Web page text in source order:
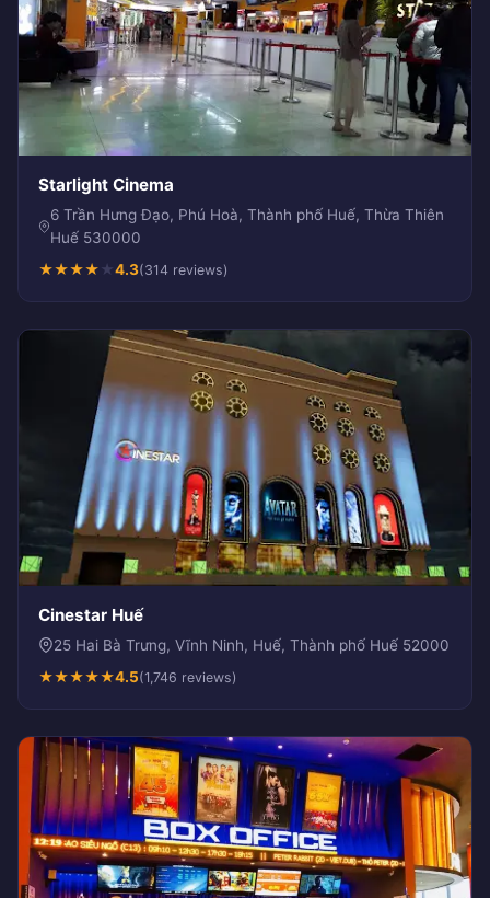
Starlight Cinema
6 Trần Hưng Đạo, Phú Hoà, Thành phố Huế, Thừa Thiên
Huế 530000
★★★★★4.3(314 reviews)
Cinestar Huế
25 Hai Bà Trưng, Vĩnh Ninh, Huế, Thành phố Huế 52000
★★★★★4.5(1,746 reviews)